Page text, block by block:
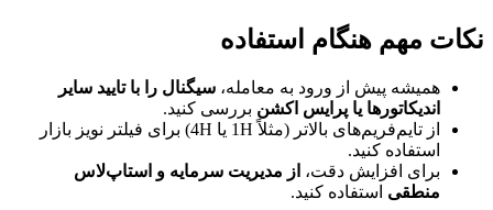
نکات مهم هنگام استفاده
همیشه پیش از ورود به معامله، سیگنال را با تایید سایر
اندیکاتورها یا پرایس اکشن بررسی کنید.
از تایم‌فریم‌های بالاتر (مثلاً 1H یا 4H) برای فیلتر نویز بازار
استفاده کنید.
برای افزایش دقت، از مدیریت سرمایه و استاپ‌لاس
منطقی استفاده کنید.